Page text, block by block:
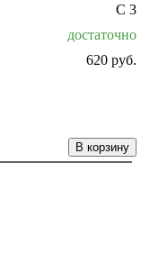
С 3
достаточно
620 руб.
В корзину